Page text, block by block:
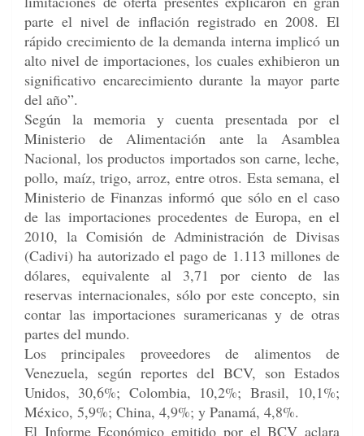
parte el nivel de inflación registrado en 2008. El
rápido crecimiento de la demanda interna implicó un
alto nivel de importaciones, los cuales exhibieron un
significativo encarecimiento durante la mayor parte
del año”.
Según la memoria y cuenta presentada por el
Ministerio de Alimentación ante la Asamblea
Nacional, los productos importados son carne, leche,
pollo, maíz, trigo, arroz, entre otros. Esta semana, el
Ministerio de Finanzas informó que sólo en el caso
de las importaciones procedentes de Europa, en el
2010, la Comisión de Administración de Divisas
(Cadivi) ha autorizado el pago de 1.113 millones de
dólares, equivalente al 3,71 por ciento de las
reservas internacionales, sólo por este concepto, sin
contar las importaciones suramericanas y de otras
partes del mundo.
Los principales proveedores de alimentos de
Venezuela, según reportes del BCV, son Estados
Unidos, 30,6%; Colombia, 10,2%; Brasil, 10,1%;
México, 5,9%; China, 4,9%; y Panamá, 4,8%.
El Informe Económico emitido por el BCV aclara